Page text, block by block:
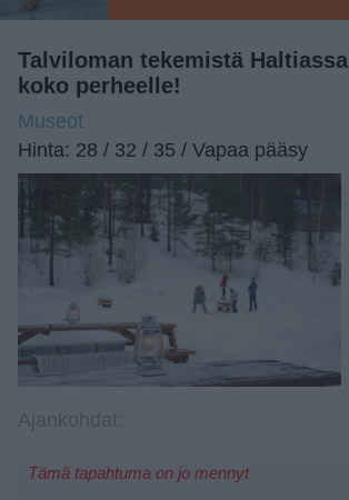
Talviloman tekemistä Haltiassa
koko perheelle!
Museot
Hinta: 28 / 32 / 35 / Vapaa pääsy
Tämä tapahtuma on jo mennyt